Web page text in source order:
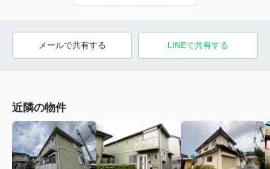
メールで共有する LINEで共有する
近隣の物件